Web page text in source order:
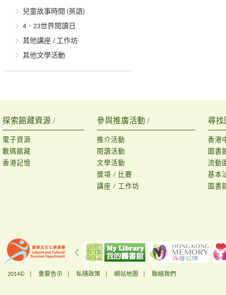
兒童故事時間 (英語)
4．23世界閱讀日
其他講座 / 工作坊
其他文學活動
探索館藏資源 /
電子資源
數碼館藏
香港記憶
參與推廣活動 /
推介活動
閱讀活動
文學活動
獎項 / 比賽
講座 / 工作坊
尋找
香港
圖書
流動
基本
圖書
2014© | 重要告示 私隱政策 網站地圖 聯絡我們